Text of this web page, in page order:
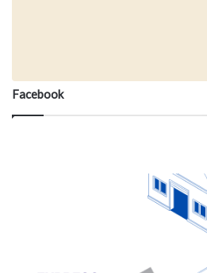
Facebook